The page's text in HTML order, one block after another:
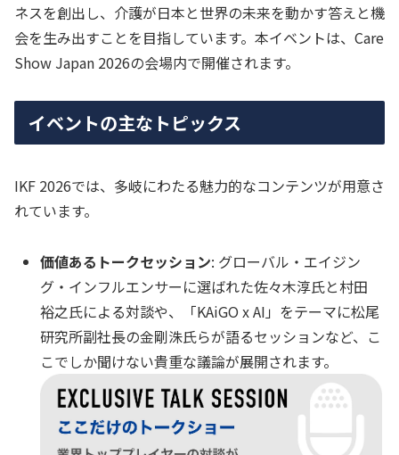
ネスを創出し、介護が日本と世界の未来を動かす答えと機
会を生み出すことを目指しています。本イベントは、Care
Show Japan 2026の会場内で開催されます。
イベントの主なトピックス
IKF 2026では、多岐にわたる魅力的なコンテンツが用意さ
れています。
価値あるトークセッション: グローバル・エイジン
グ・インフルエンサーに選ばれた佐々木淳氏と村田
裕之氏による対談や、「KAiGO x AI」をテーマに松尾
研究所副社長の金剛洙氏らが語るセッションなど、こ
こでしか聞けない貴重な議論が展開されます。